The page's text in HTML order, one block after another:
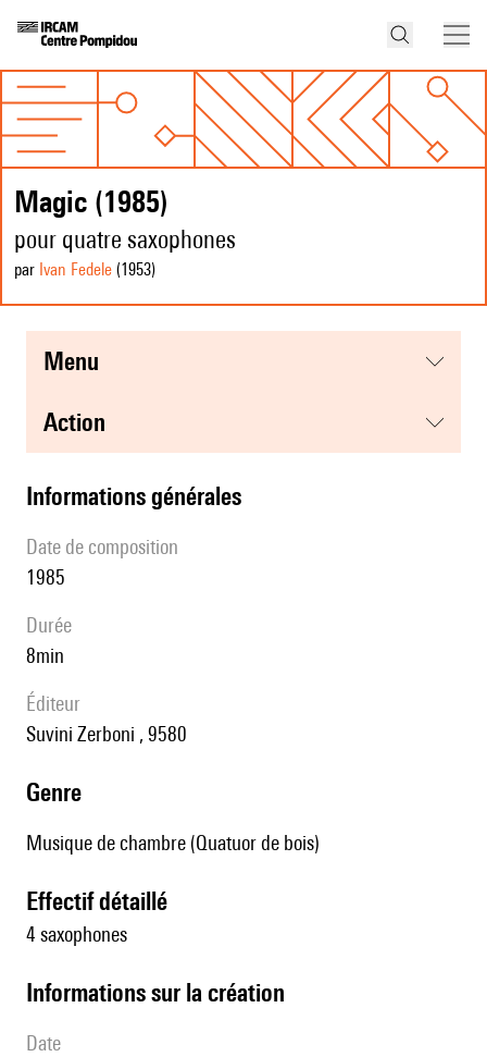
Magic (1985)
pour quatre saxophones
par Ivan Fedele (1953)
menu
action
informations générales
date de composition
1985
durée
8min
éditeur
Suvini Zerboni , 9580
genre
Musique de chambre (Quatuor de bois)
effectif détaillé
4 saxophones
informations sur la création
date